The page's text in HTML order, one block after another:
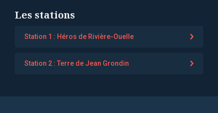
Les stations
Station 1 : Héros de Rivière-Ouelle
Station 2 : Terre de Jean Grondin